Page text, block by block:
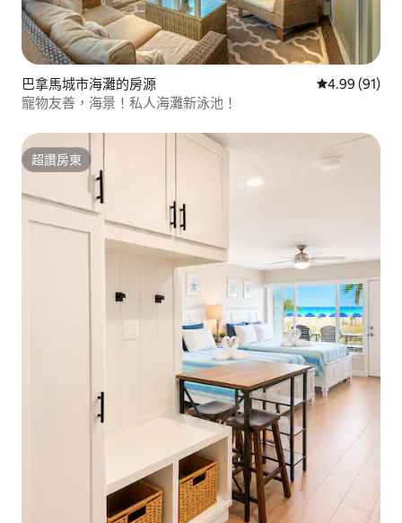
巴拿馬城市海灘的房源 從 91 則評價
4.99 (91)
寵物友善，海景！私人海灘新泳池！
超讚房東
超讚房東